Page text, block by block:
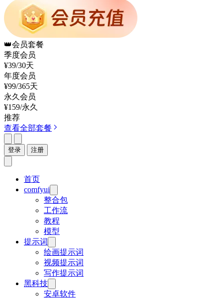
👑会员套餐
季度会员
¥39/30天
年度会员
¥99/365天
永久会员
¥159/永久
推荐
查看全部套餐
登录 注册
首页
comfyui
整合包
工作流
教程
模型
提示词
绘画提示词
视频提示词
写作提示词
黑科技
安卓软件